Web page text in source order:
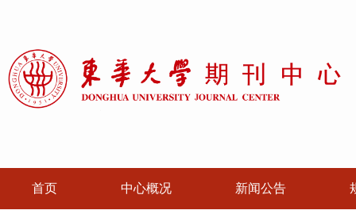
首页 中心概况 新闻公告